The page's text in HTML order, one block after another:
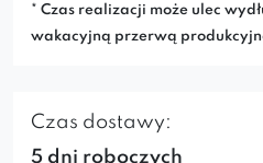
* Czas realizacji może ulec
wakacyjną przerwą
Czas dostawy:
5 dni roboczych